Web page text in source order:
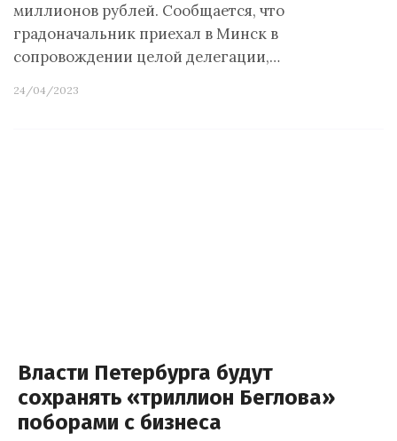
миллионов рублей. Сообщается, что
градоначальник приехал в Минск в
сопровождении целой делегации,…
24/04/2023
Власти Петербурга будут
сохранять «триллион Беглова»
поборами с бизнеса